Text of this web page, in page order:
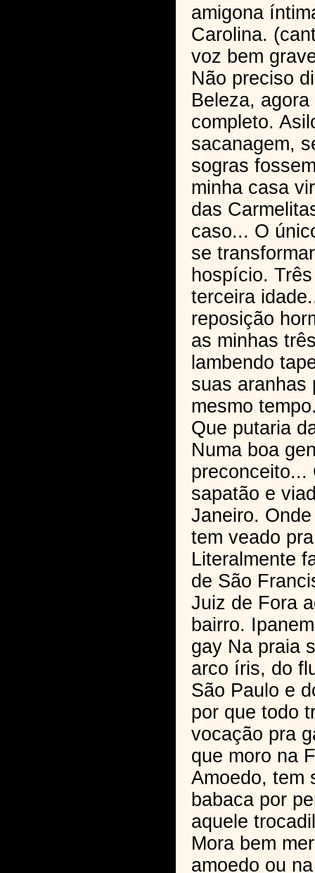
amigona
Carolina.
voz bem
Não preciso
Beleza,
completo.
sacanagem,
sogras
minha casa
das
caso... O
se
hospício.
terceira
reposição
as minhas
lambendo
suas aranhas
mesmo
Que putaria
Numa boa
preconceito...
sapatão e
Janeiro.
tem veado
Literalmente
de São
Juiz de Fora
bairro.
gay Na praia
arco íris, do
São Paulo e
por que todo
vocação pra
que moro na
Amoedo, tem
babaca por
aquele
Mora bem
amoedo ou